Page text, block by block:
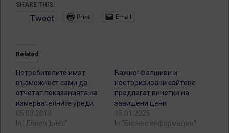
SHARE THIS:
Tweet Print Email
Related
Потребителите имат
възможност сами да
отчетат показанията на
измервателните уреди
05.03.2013
In "Ловеч днес"
Важно! Фалшиви и
неоторизирани сайтове
предлагат винетки на
завишени цени
15.01.2025
In "Бизнес информация"